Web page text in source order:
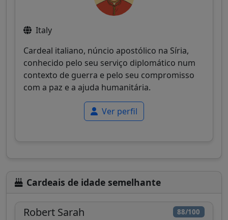
Italy
Cardeal italiano, núncio apostólico na Síria,
conhecido pelo seu serviço diplomático num
contexto de guerra e pelo seu compromisso
com a paz e a ajuda humanitária.
Ver perfil
Cardeais de idade semelhante
88/100
Robert Sarah